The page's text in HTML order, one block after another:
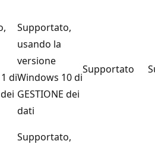
di
Supportato,
usando la
versione
Windows 10 di
GESTIONE dei
dati
Supportato
Supportato,